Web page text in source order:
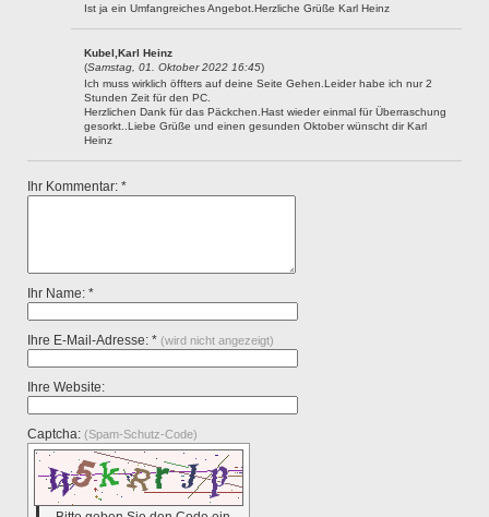
Ist ja ein Umfangreiches Angebot.Herzliche Grüße Karl Heinz
Kubel,Karl Heinz
(Samstag, 01. Oktober 2022 16:45)
Ich muss wirklich öffters auf deine Seite Gehen.Leider habe ich nur 2
Stunden Zeit für den PC.
Herzlichen Dank für das Päckchen.Hast wieder einmal für Überraschung
gesorkt..Liebe Grüße und einen gesunden Oktober wünscht dir Karl
Heinz
Ihr Kommentar: *
Ihr Name: *
Ihre E-Mail-Adresse: * (wird nicht angezeigt)
Ihre Website:
Captcha: (Spam-Schutz-Code)